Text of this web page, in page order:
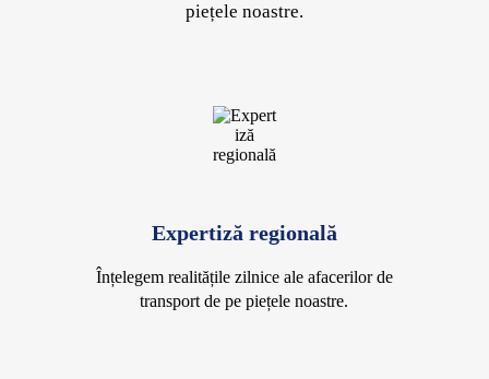
piețele noastre.
Expertiză regională
Înțelegem realitățile zilnice ale afacerilor de
transport de pe piețele noastre.